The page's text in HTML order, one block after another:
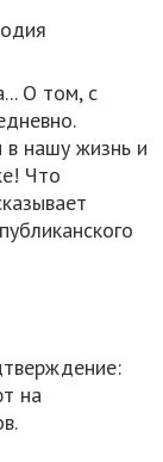
О том, с
в нашу жизнь и
Что
на